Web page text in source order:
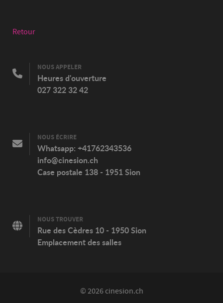
Retour
NOUS APPELER
Heures d'ouverture
027 322 32 42
NOUS ÉCRIRE
Whatsapp: +41762343536
info@cinesion.ch
Case postale 138 - 1951 Sion
NOUS TROUVER
Rue des Cèdres 10 - 1950 Sion
Emplacement des salles
© 2026 cinesion.ch